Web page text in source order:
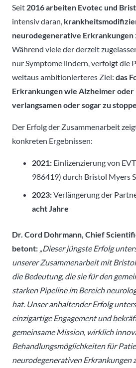
Seit 2016 arbeiten Evotec und
intensiv daran,
neurodegenerative Erkrankungen
Während viele der derzeit
nur Symptome lindern, verfolgt die
weitaus ambitionierteres Ziel: das
Erkrankungen wie Alzheimer oder
verlangsamen oder sogar zu
Der Erfolg der Zusammenarbeit
konkreten Ergebnissen:
2021: Einlizenzierung von
986419) durch Bristol Myers
2023:Verlängerung der
acht Jahre
Dr. Cord Dohrmann, Chief
betont: „Dieser jüngste Erfolg
unserer Zusammenarbeit mit
die Bedeutung, die sie für den
starken Pipeline im Bereich
hat. Unser anhaltender Erfolg
einzigartige Engagement und
gemeinsame Mission, wirklich
Behandlungsmöglichkeiten für
neurodegenerativen Erkrankungen